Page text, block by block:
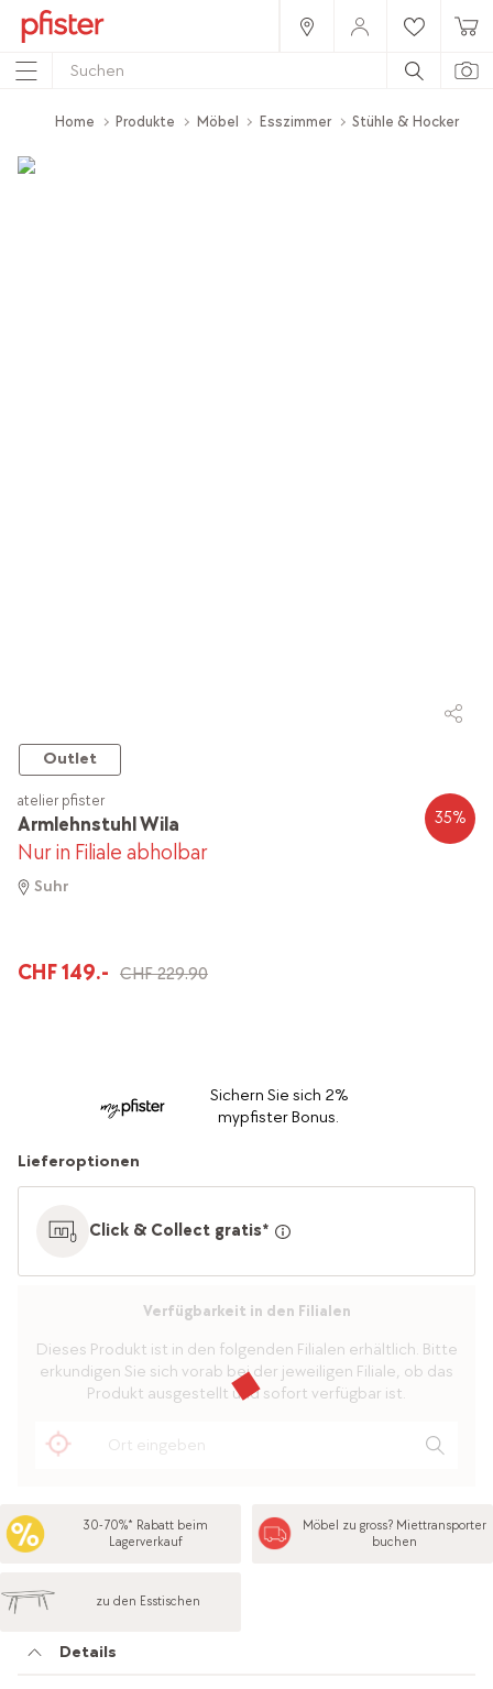
Home Produkte Möbel Esszimmer Stühle & Hocker
Outlet
Armlehnstuhl Wila
atelier pfister
Nur in Filiale abholbar
Suhr
35%
CHF 149.- CHF 229.90
Sichern Sie sich 2%
mypfister Bonus.
Lieferoptionen
Click & Collect gratis*
Verfügbarkeit in den Filialen
Dieses Produkt ist in den folgenden Filialen erhältlich. Bitte
erkundigen Sie sich vorab bei der jeweiligen Filiale, ob das
Produkt ausgestellt und sofort verfügbar ist.
30-70%* Rabatt beim
Lagerverkauf
Möbel zu gross? Miettransporter
buchen
zu den Esstischen
Details